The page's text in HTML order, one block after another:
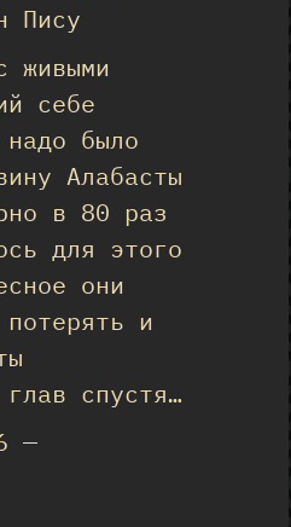
Пису
живыми
себе
было
Алабасты
в 80 раз
для этого
они
и
спустя…
—